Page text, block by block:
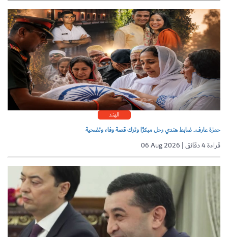
الهند
حمزة عارف.. ضابط هندي رحل مبكرًا وترك قصة وفاء وتضحية
06 Aug 2026 | قراءة 4 دقائق